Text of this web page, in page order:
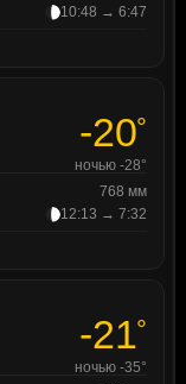
10:48 → 6:47
-20°
ночью -28°
768 мм
12:13 → 7:32
-21°
ночью -35°